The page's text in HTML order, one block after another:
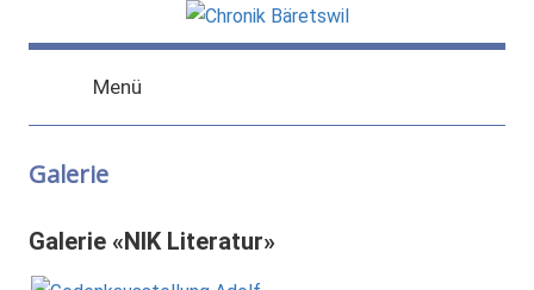
Inhalt chronik-
baeretswil.ch
baeretswil.ch
Menü
Galerie
Galerie «NIK Literatur»